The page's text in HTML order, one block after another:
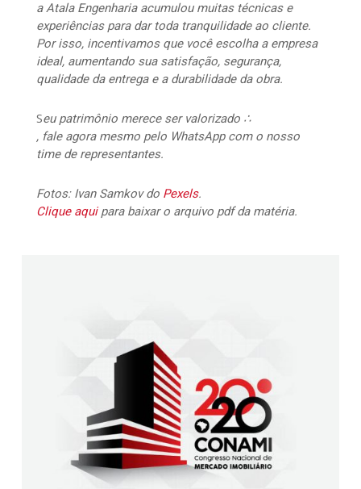
a Atala Engenharia acumulou muitas técnicas e
experiências para dar toda tranquilidade ao cliente.
Por isso, incentivamos que você escolha a empresa
ideal, aumentando sua satisfação, segurança,
qualidade da entrega e a durabilidade da obra.
Seu patrimônio merece ser valorizado ∴
, fale agora mesmo pelo WhatsApp com o nosso
time de representantes.
Fotos: Ivan Samkov do Pexels.
Clique aqui para baixar o arquivo pdf da matéria.